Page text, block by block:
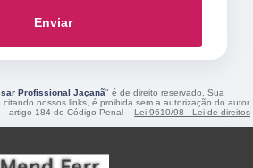
Enviar
Profissional Jaçanã" é de direito reservado. Sua
nossos links, é proibida sem a autorização do autor.
artigo 184 do Código Penal – Lei 9610/98 - Lei de direitos